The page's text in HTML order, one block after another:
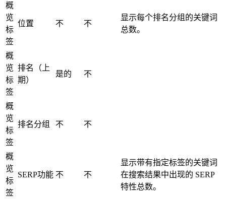
概
览
标
签
位置 不 不
显示每个排名分组的关键词
总数。
概
览
标
签
排名（上
期）
是的 不
概
览
标
签
排名分组 不 不
概
览
标
签
SERP功能 不 不
显示带有指定标签的关键词
在搜索结果中出现的 SERP
特性总数。